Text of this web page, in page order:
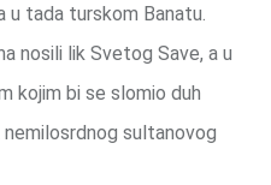
u tada turskom Banatu.
nosili lik Svetog Save, a u
kojim bi se slomio duh
sultanovog